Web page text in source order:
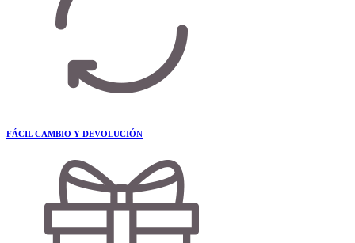
FÁCIL CAMBIO Y DEVOLUCIÓN